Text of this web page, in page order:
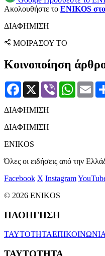
Ακολουθήστε το ENIKOS
ΔΙΑΦΗΜΙΣΗ
ΜΟΙΡΑΣΟΥ ΤΟ
Κοινοποίηση
Facebook
X Viber WhatsApp
ΔΙΑΦΗΜΙΣΗ
ΔΙΑΦΗΜΙΣΗ
ENIKOS
Όλες οι ειδήσεις από την
Facebook X Instagram
© 2026 ENIKOS
ΠΛΟΗΓΗΣΗ
ΤΑΥΤΟΤΗΤΑ
ΤΑΥΤΟΤΗΤΑ